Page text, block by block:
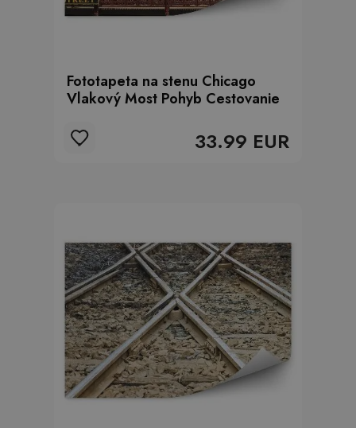
Fototapeta na stenu Chicago
Vlakový Most Pohyb Cestovanie
33.99 EUR